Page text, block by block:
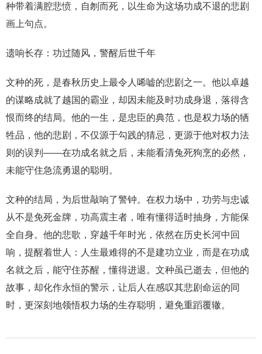
种带着满腔悲愤，自刎而死，以生命为这场功成不退的悲剧
画上句点。
遗响长存：功过随风，警醒后世千年
文种的死，是春秋历史上最令人唏嘘的悲剧之一。他以卓越
的谋略成就了越国的霸业，却因未能及时功成身退，落得含
恨而终的结局。他的一生，是忠臣的典范，也是权力场的牺
牲品，他的悲剧，不仅源于勾践的猜忌，更源于他对权力法
则的误判——在功成名就之后，未能看清兔死狗烹的必然，
未能守住急流勇退的聪明。
文种的结局，为后世敲响了警钟。在权力场中，功劳与忠诚
从不是免死金牌，功高震主者，唯有懂得适时抽身，方能保
全自身。他的悲歌，穿越千年时光，依然在历史长河中回
响，提醒着世人：人生最难得的不是建功立业，而是在功成
名就之后，能守住苏醒，懂得进退。文种虽已逝去，但他的
故事，却化作永恒的警示，让后人在感叹其悲剧命运的同
时，更深刻地领悟权力场的生存聪明，避免重蹈覆辙。